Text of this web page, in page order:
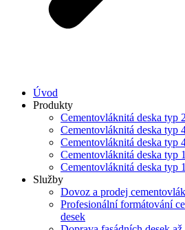
Úvod
Produkty
Cementovláknitá deska typ
Cementovláknitá deska typ
Cementovláknitá deska typ
Cementovláknitá deska typ
Cementovláknitá deska typ
Služby
Dovoz a prodej
Profesionální formátování
desek